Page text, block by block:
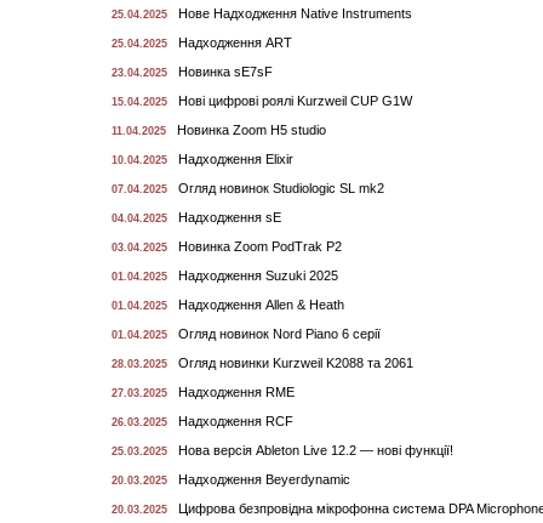
25.04.2025 Нове Надходження Native Instruments
25.04.2025 Надходження ART
23.04.2025 Новинка sE7sF
15.04.2025 Нові цифрові роялі Kurzweil CUP G1W
11.04.2025 Новинка Zoom H5 studio
10.04.2025 Надходження Elixir
07.04.2025 Огляд новинок Studiologic SL mk2
04.04.2025 Надходження sE
03.04.2025 Новинка Zoom PodTrak P2
01.04.2025 Надходження Suzuki 2025
01.04.2025 Надходження Allen & Heath
01.04.2025 Огляд новинок Nord Piano 6 серії
28.03.2025 Огляд новинки Kurzweil K2088 та 2061
27.03.2025 Надходження RME
26.03.2025 Надходження RCF
25.03.2025 Нова версія Ableton Live 12.2 — нові функції!
20.03.2025 Надходження Beyerdynamic
20.03.2025 Цифрова безпровідна мікрофонна система DPA